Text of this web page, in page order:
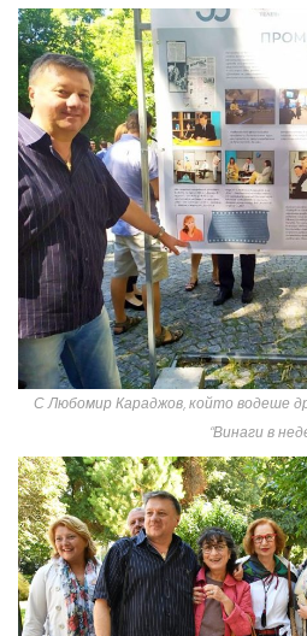
С Любомир Караджов, който водеше
“Винаги в